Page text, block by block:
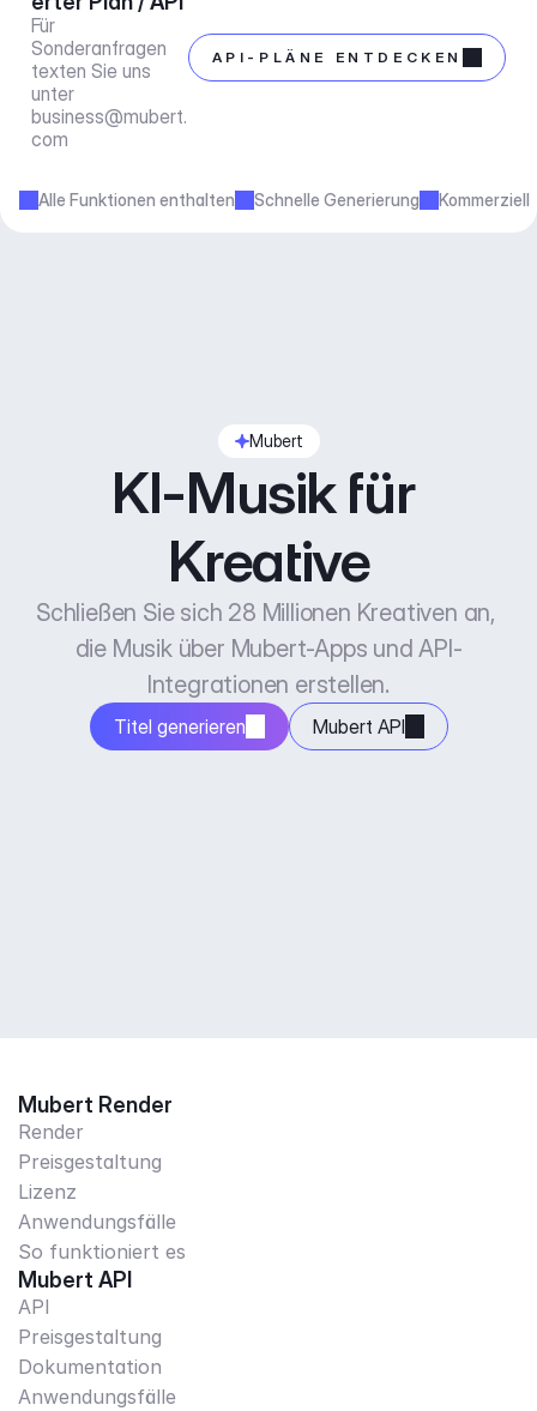
Für
Sonderanfragen
texten Sie uns
business@mubert.
com
API-PLÄNE ENTDECKEN
Alle Funktionen enthalten Schnelle Generierung
Mubert
KI-Musik für
Kreative
Schließen Sie sich 28 Millionen Kreativen an,
die Musik über Mubert-Apps und API-
Integrationen erstellen.
Titel generieren Mubert API
Mubert Render
Render
Preisgestaltung
Lizenz
Anwendungsfälle
So funktioniert es
Mubert API
API
Preisgestaltung
Dokumentation
Anwendungsfälle